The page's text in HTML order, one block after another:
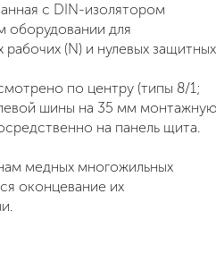
с DIN-изолятором
оборудовании для
(N) и нулевых защитных
по центру (типы 8/1;
шины на 35 мм
на панель щита.
медных многожильных
оконцевание их